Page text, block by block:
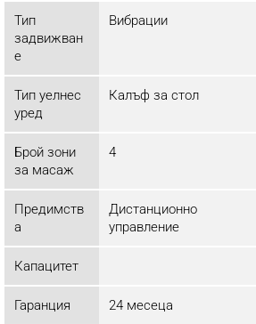
Тип
задвижван
е
Вибрации
Тип уелнес
уред
Калъф за стол
Брой зони
за масаж
4
Предимств
а
Дистанционно
управление
Капацитет
Гаранция 24 месеца